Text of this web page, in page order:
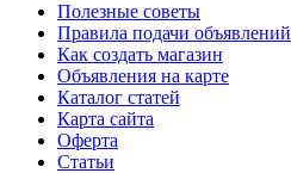
Полезные советы
Правила подачи объявлений
Как создать магазин
Объявления на карте
Каталог статей
Карта сайта
Оферта
Статьи